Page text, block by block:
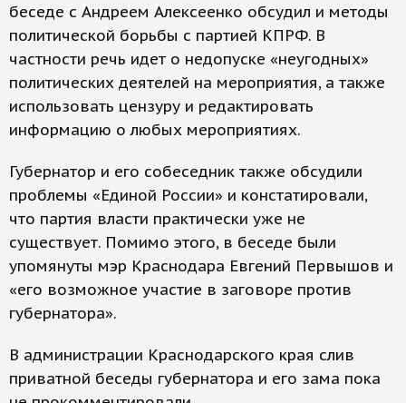
беседе с Андреем Алексеенко обсудил и методы
политической борьбы с партией КПРФ. В
частности речь идет о недопуске «неугодных»
политических деятелей на мероприятия, а также
использовать цензуру и редактировать
информацию о любых мероприятиях.
Губернатор и его собеседник также обсудили
проблемы «Единой России» и констатировали,
что партия власти практически уже не
существует. Помимо этого, в беседе были
упомянуты мэр Краснодара Евгений Первышов и
«его возможное участие в заговоре против
губернатора».
В администрации Краснодарского края слив
приватной беседы губернатора и его зама пока